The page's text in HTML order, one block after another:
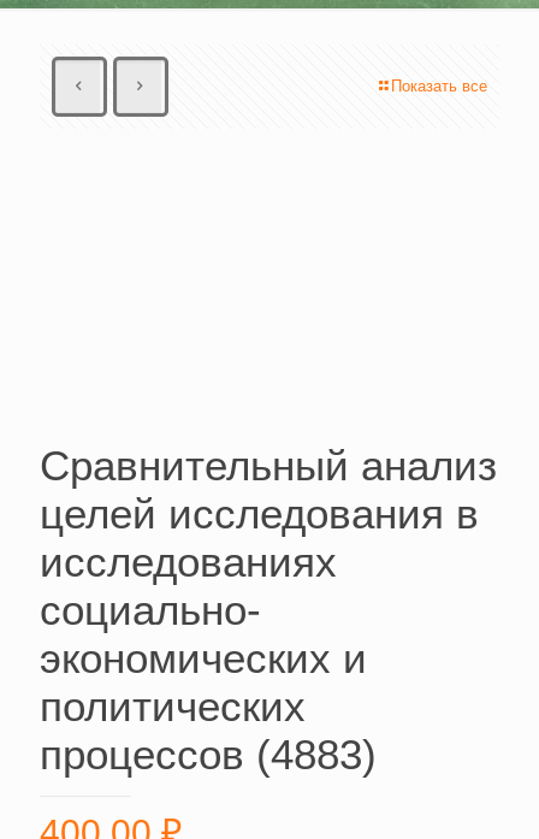
Показать все
Сравнительный анализ
целей исследования в
исследованиях
социально-
экономических и
политических
процессов (4883)